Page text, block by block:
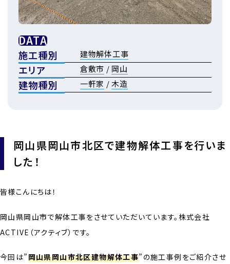
DATA
施工種別 建物解体工事
エリア 倉敷市 / 岡山
建物種別 一軒家 /木造
岡山県岡山市北区で建物解体工事を行いま
した！
皆様こんにちは！
岡山県岡山市で解体工事をさせていただいています。株式会社
ACTIVE（アクティブ）です。
今回は”岡山県岡山市北区建物解体工事”の施工事例をご紹介させ